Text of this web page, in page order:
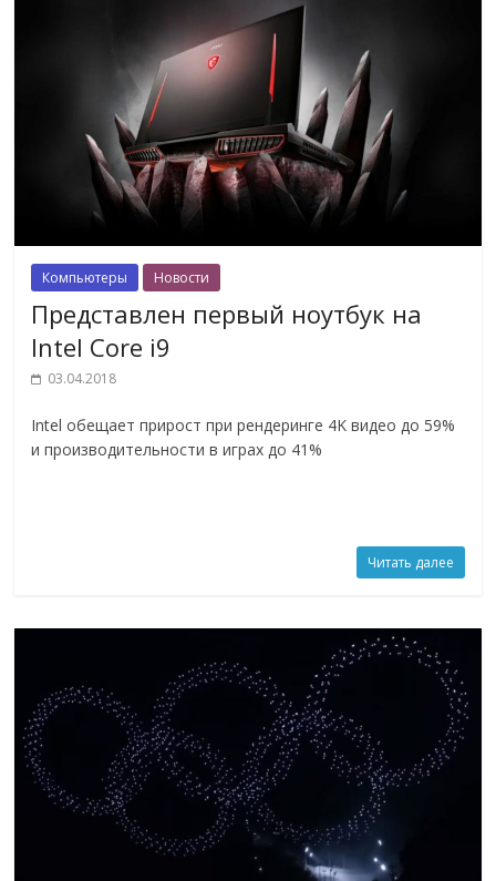
Компьютеры Новости
Представлен первый ноутбук на
Intel Core i9
03.04.2018
Intel обещает прирост при рендеринге 4K видео до 59%
и производительности в играх до 41%
Читать далее